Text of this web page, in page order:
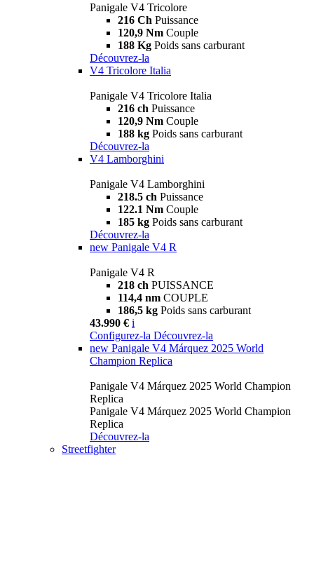
Panigale V4 Tricolore
216 Ch Puissance
120,9 Nm Couple
188 Kg Poids sans carburant
Découvrez-la
V4 Tricolore Italia
Panigale V4 Tricolore Italia
216 ch Puissance
120,9 Nm Couple
188 kg Poids sans carburant
Découvrez-la
V4 Lamborghini
Panigale V4 Lamborghini
218.5 ch Puissance
122.1 Nm Couple
185 kg Poids sans carburant
Découvrez-la
new Panigale V4 R
Panigale V4 R
218 ch PUISSANCE
114,4 nm COUPLE
186,5 kg Poids sans carburant
43.990 € i
Configurez-la Découvrez-la
new Panigale V4 Márquez 2025 World
Champion Replica
Panigale V4 Márquez 2025 World Champion
Replica
Panigale V4 Márquez 2025 World Champion
Replica
Découvrez-la
Streetfighter